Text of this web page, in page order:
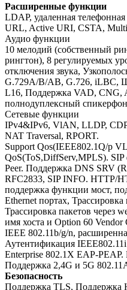
Расширенные функции
LDAP, удаленная
URL, Active URI, CSTA,
Аудио функции
10 мелодий (собственный
рингтон), 8 регулируемых
отключения звука,
G.729A/B/AB, G.726, iLBC,
L16, Поддержка VAD, CNG,
полнодуплексный
Сетевые функции
IPv4&IPv6, VlAN, LLDP,
NAT Traversal, RPORT.
Support Qos(IEEE802.1Q/p
QoS(ToS,DiffServ,MPLS).
Peer. Поддержка DNS SRV
RFC2833, SIP INFO. HTTP/
поддержка функции мост,
Ethernet портах, Трассировка
Трассировка пакетов через
имя хоста и Option 60
IEEE 802.11b/g/n,
Аутентификация
Enterprise 802.1X EAP-
Поддержка 2,4G и 5G
Безопасность
Поддержка TLS, Поддержка